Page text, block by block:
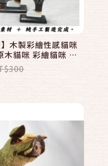
】木製彩繪性感貓咪
貓咪 彩繪貓咪 木
刻 Wooden Cat
速結帳
購物車